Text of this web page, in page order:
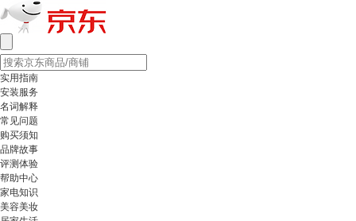
实用指南
安装服务
名词解释
常见问题
购买须知
品牌故事
评测体验
帮助中心
家电知识
美容美妆